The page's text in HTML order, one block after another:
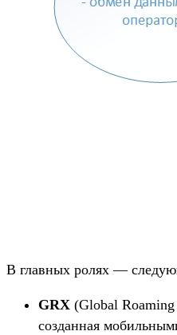
В главных ролях —
GRX (Global
созданная